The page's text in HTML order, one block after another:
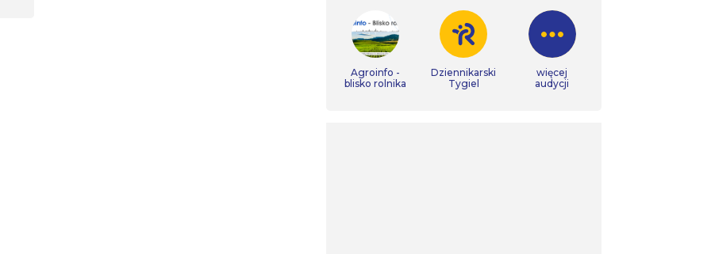
Agroinfo -
blisko rolnika
Dziennikarski
Tygiel
więcej
audycji